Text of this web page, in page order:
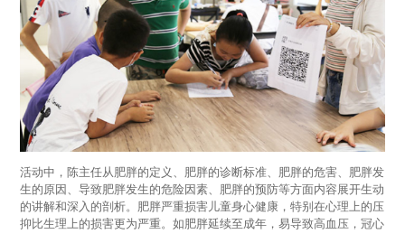
活动中，陈主任从肥胖的定义、肥胖的诊断标准、肥胖的危害、肥胖发
生的原因、导致肥胖发生的危险因素、肥胖的预防等方面内容展开生动
的讲解和深入的剖析。肥胖严重损害儿童身心健康，特别在心理上的压
抑比生理上的损害更为严重。如肥胖延续至成年，易导致高血压，冠心